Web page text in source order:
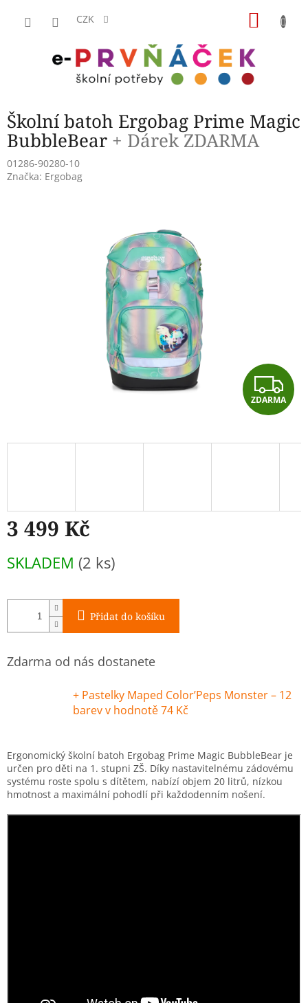
CZK
Školní batoh Ergobag Prime Magic
BubbleBear + Dárek ZDARMA
01286-90280-10
Značka: Ergobag
Z
D
A
ZDARMA
3 499 Kč
cena:
SKLADEM (2 ks)
Přidat do košíku
Zdarma od nás dostanete
+ Pastelky Maped Color’Peps Monster – 12
barevv hodnotě 74 Kč
Ergonomický školní batoh Ergobag Prime Magic BubbleBear je
určen pro děti na 1. stupni ZŠ. Díky nastavitelnému zádovému
systému roste spolu s dítětem, nabízí objem 20 litrů, nízkou
hmotnost a maximální pohodlí při každodenním nošení.